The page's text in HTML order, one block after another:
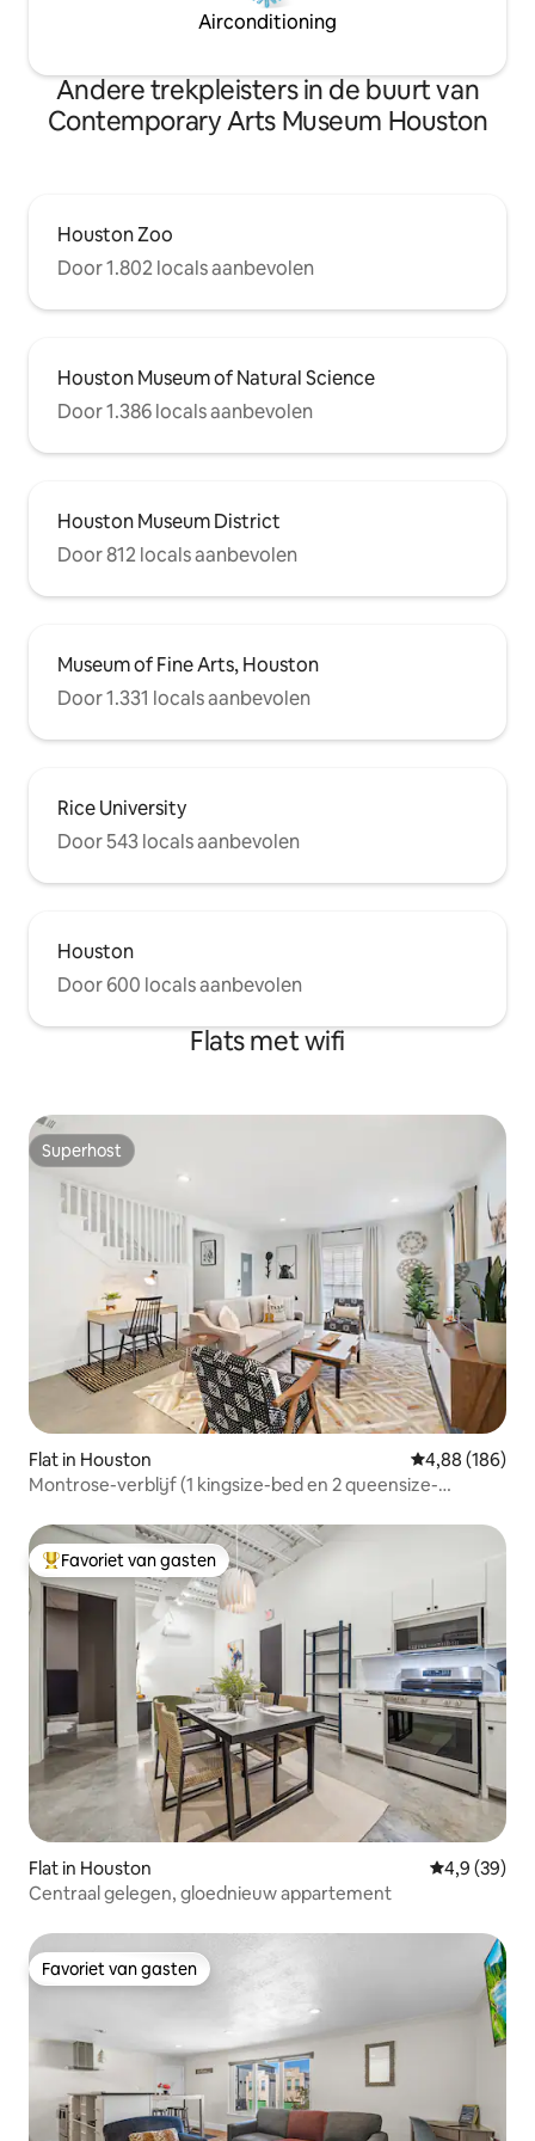
travel to the Theater District to take in a
the light rail, and bike rental stations,
with quick and easy access to all the
highways.
Airconditioning
Andere trekpleisters in de buurt van
Contemporary Arts Museum Houston
Houston Zoo
Door 1.802 locals aanbevolen
Houston Museum of Natural Science
Door 1.386 locals aanbevolen
Houston Museum District
Door 812 locals aanbevolen
Museum of Fine Arts, Houston
Door 1.331 locals aanbevolen
Rice University
Door 543 locals aanbevolen
Houston
Door 600 locals aanbevolen
Flats met wifi
Superhost
Superhost
Flat in Houston Gemiddelde
4,88 (186)
Montrose-verblijf (1 kingsize-bed en 2 queensize-
Topfavoriet van gasten
Favoriet van gasten
Flat in Houston Gemiddelde
4,9 (39)
Centraal gelegen, gloednieuw appartement
Favoriet van gasten
Favoriet van gasten